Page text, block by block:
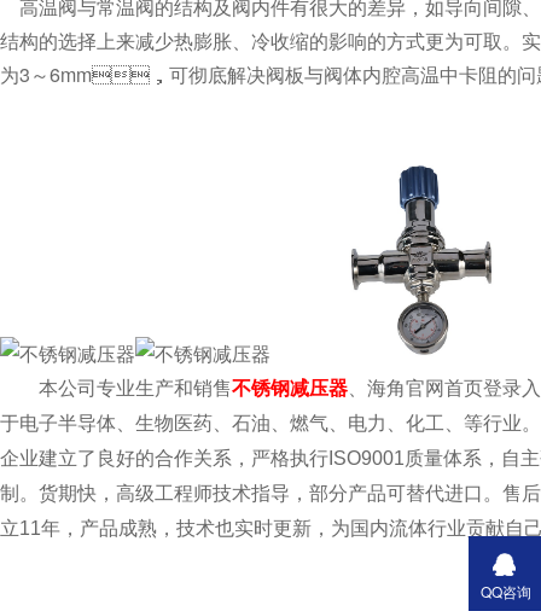
高温阀与常温阀的结构及阀内件有很大的差异，如导向间隙、阀
结构的选择上来减少热膨胀、冷收缩的影响的方式更为可取
为3～6mm，可彻底解决阀板与阀体内腔高温中卡阻的问题
本公司专业生产和销售不锈钢减压器 、海角官网首页登
于电子半导体、生物医药、石油、燃气、电力、化工
企业建立了良好的合作关系，严格执行ISO9001质量体系，
制。货期快，高级工程师技术指导，部分产品可替代进口
立11年，产品成熟，技术也实时更新，为国内流体行业贡献自
QQ咨询